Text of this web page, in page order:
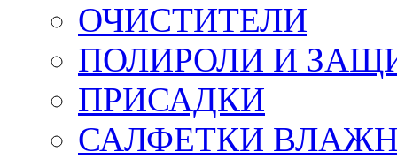
ОЧИСТИТЕЛИ
ПОЛИРОЛИ И
ПРИСАДКИ
САЛФЕТКИ